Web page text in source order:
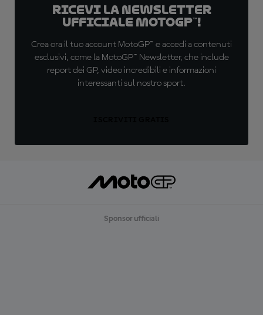
Ricevi la newsletter
ufficiale MotoGP™!
Crea ora il tuo account MotoGP™ e accedi a contenuti
esclusivi, come la MotoGP™ Newsletter, che include
report dei GP, video incredibili e informazioni
interessanti sul nostro sport.
Sponsor ufficiali